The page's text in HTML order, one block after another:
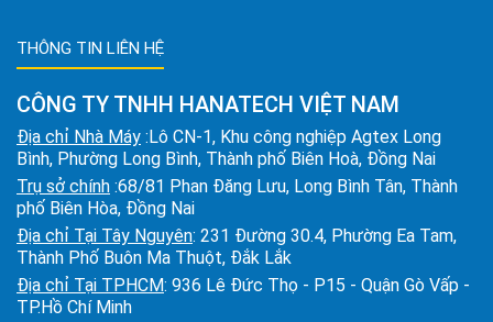
THÔNG TIN LIÊN HỆ
CÔNG TY TNHH HANATECH VIỆT NAM
Địa chỉ Nhà Máy :Lô CN-1, Khu công nghiệp Agtex Long
Bình, Phường Long Bình, Thành phố Biên Hoà, Đồng Nai
Trụ sở chính :68/81 Phan Đăng Lưu, Long Bình Tân, Thành
phố Biên Hòa, Đồng Nai
Địa chỉ Tại Tây Nguyên: 231 Đường 30.4, Phường Ea Tam,
Thành Phố Buôn Ma Thuột, Đắk Lắk
Địa chỉ Tại TPHCM: 936 Lê Đức Thọ - P15 - Quận Gò Vấp -
TP.Hồ Chí Minh